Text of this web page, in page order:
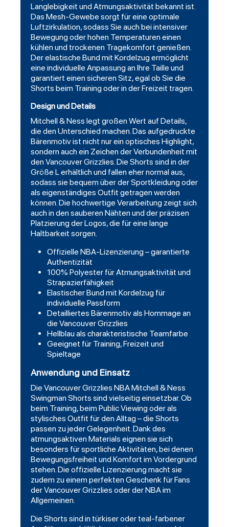
Langlebigkeit und Atmungsaktivität bekannt ist.
Das Mesh-Gewebe sorgt für eine optimale
Luftzirkulation, sodass Sie auch bei intensiver
Bewegung oder hohen Temperaturen einen
kühlen und trockenen Tragekomfort genießen.
Der elastische Bund mit Kordelzug ermöglicht
eine individuelle Anpassung an Ihre Taille und
garantiert einen sicheren Sitz, egal ob Sie die
Shorts beim Training oder in der Freizeit tragen.
Design und Details
Mitchell & Ness legt großen Wert auf Details,
die den Unterschied machen. Das aufgedruckte
Bärenmotiv ist nicht nur ein optisches Highlight,
sondern auch ein Zeichen der Verbundenheit mit
den Vancouver Grizzlies. Die Shorts sind in der
Größe L erhältlich und fallen eher normal aus,
sodass sie bequem über der Sportkleidung oder
als eigenständiges Outfit getragen werden
können. Die hochwertige Verarbeitung zeigt sich
auch in den sauberen Nähten und der präzisen
Platzierung der Logos, die für eine lange
Haltbarkeit sorgen.
Offizielle NBA-Lizenzierung – garantierte
Authentizität
100% Polyester für Atmungsaktivität und
Strapazierfähigkeit
Elastischer Bund mit Kordelzug für
individuelle Passform
Detailliertes Bärenmotiv als Hommage an
die Vancouver Grizzlies
Hellblau als charakteristische Teamfarbe
Geeignet für Training, Freizeit und
Spieltage
Anwendung und Einsatz
Die Vancouver Grizzlies NBA Mitchell & Ness
Swingman Shorts sind vielseitig einsetzbar. Ob
beim Training, beim Public Viewing oder als
stylisches Outfit für den Alltag – die Shorts
passen zu jeder Gelegenheit. Dank des
atmungsaktiven Materials eignen sie sich
besonders für sportliche Aktivitäten, bei denen
Bewegungsfreiheit und Komfort im Vordergrund
stehen. Die offizielle Lizenzierung macht sie
zudem zu einem perfekten Geschenk für Fans
der Vancouver Grizzlies oder der NBA im
Allgemeinen.
Die Shorts sind in türkiser oder teal-farbener